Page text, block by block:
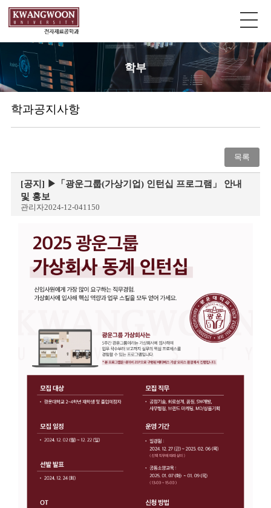
학부
학과공지사항
목록
[공지]
▶「광운그룹(가상기업) 인턴십 프로그램」 안내
및 홍보
관리자2024-12-041150